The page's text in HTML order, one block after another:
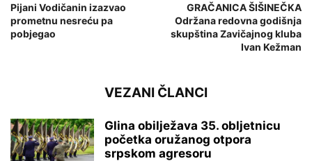
Pijani Vodičanin izazvao
prometnu nesreću pa
pobjegao
GRAČANICA ŠIŠINEČKA
Održana redovna godišnja
skupština Zavičajnog kluba
Ivan Kežman
VEZANI ČLANCI
Glina obilježava 35. obljetnicu
početka oružanog otpora
srpskom agresoru